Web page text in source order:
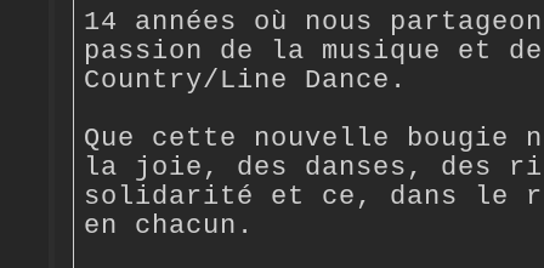
14 années où nous
passion de la musique et
Country/Line Dance.
Que cette nouvelle bougie
la joie, des danses, des
solidarité et ce, dans le
en chacun.